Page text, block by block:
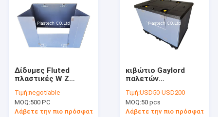
Βίντεο
Περίπου εμείς
Ζητήστε ένα απόσπασμα
Δίδυμες Fluted
πλαστικές W Ζ
Thermoformed
πτυχές μανικιών
Τιμή:negotiable
MOQ:500 PC
Λάβετε την πιο πρόσφατη τιμή
κιβώτιο Gaylord
παλετών
επιτροπών 10mm PP
για τα αυτόματα
ανταλλακτικά
Τιμή:USD50-USD200
MOQ:50 pcs
Λάβετε την πιο πρόσφατη